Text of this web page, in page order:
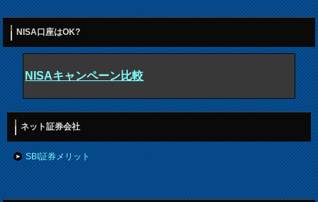
NISA口座はOK?
NISAキャンペーン比較
ネット証券会社
SBI証券メリット